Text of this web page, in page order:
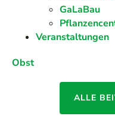
GaLaBau
Veranstaltungen
Obst
ALLE